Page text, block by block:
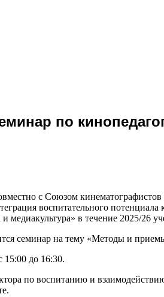
по
с Союзом
воспитательного
медиакультура» в течение 2025/26
семинар на тему «Методы и
15:00 до 16:30.
по воспитанию и